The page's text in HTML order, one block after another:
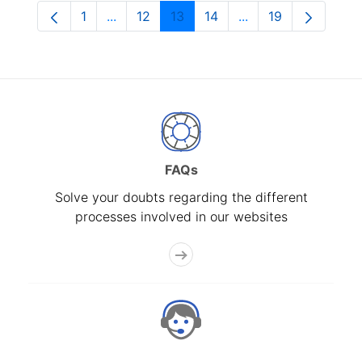
Page
1 ...Intermediate Pages Use TAB to navigate.
Page
12 Page
13 Page
14 ...Intermediate
Page
19
FAQs
Solve your doubts regarding the different
processes involved in our websites